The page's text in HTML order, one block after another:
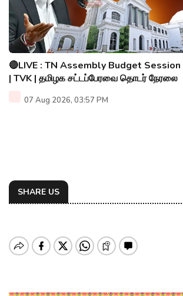
🔴LIVE : TN Assembly Budget
| TVK | தமிழக சட்டப்பேரவை தொடர் நேரலை
07 Aug 2026, 03:57 PM
SHARE US